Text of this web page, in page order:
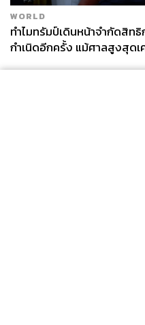
WORLD
ทำไมทรัมป์เดินหน้าจำกัดสิท
กำเนิดอีกครั้ง แม้ศาลสูงสุด